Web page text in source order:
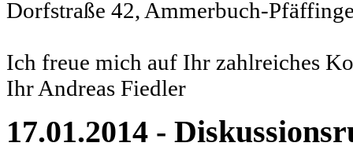
Dorfstraße 42, Ammerbuch-
Ich freue mich auf Ihr zahlreiches
Ihr Andreas Fiedler
17.01.2014 -